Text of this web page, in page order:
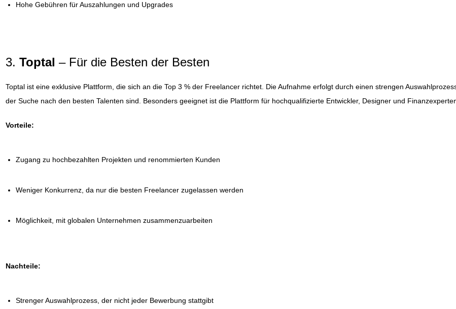
Hohe Gebühren für Auszahlungen und Upgrades
3. Toptal – Für die Besten der Besten
Toptal ist eine exklusive Plattform, die sich an die Top 3 % der Freelancer richtet. Die Aufnahme erfolgt durch einen strengen
der Suche nach den besten Talenten sind. Besonders geeignet ist die Plattform für hochqualifizierte Entwickler, Designer und
Vorteile:
Zugang zu hochbezahlten Projekten und renommierten Kunden
Weniger Konkurrenz, da nur die besten Freelancer zugelassen werden
Möglichkeit, mit globalen Unternehmen zusammenzuarbeiten
Nachteile:
Strenger Auswahlprozess, der nicht jeder Bewerbung stattgibt